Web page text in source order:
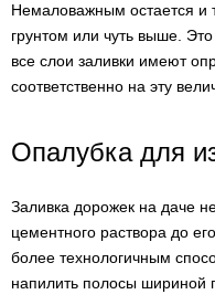
Немаловажным остается и
грунтом или чуть выше.
все слои заливки имеют
соответственно на эту
Опалубка для
Заливка дорожек на даче
цементного раствора до
более технологичным
напилить полосы шириной